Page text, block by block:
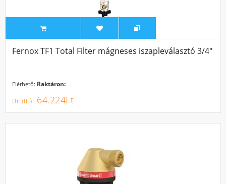
Fernox TF1 Total Filter mágneses iszapleválasztó 3/4"
Elérhető: Raktáron:
64.224Ft